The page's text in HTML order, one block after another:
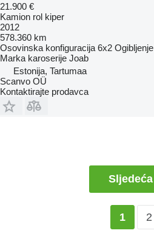
21.900 €
Kamion rol kiper
2012
578.360 km
Osovinska konfiguracija 6x2 Ogibljenje
Marka karoserije Joab
Estonija, Tartumaa
Scanvo OÜ
Kontaktirajte prodavca
Sljedeća
1 2